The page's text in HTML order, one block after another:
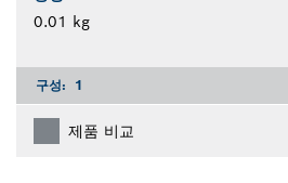
0.01 kg
구성: 1
제품 비교